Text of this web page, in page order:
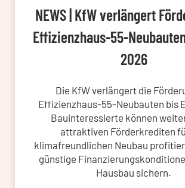
NEWS | KfW verlängert
Effizienzhaus-55-
2026
Die KfW verlängert die
Effizienzhaus-55-Neubauten bis
Bauinteressierte können
attraktiven Förderkrediten
klimafreundlichen Neubau
günstige
Hausbau sichern.